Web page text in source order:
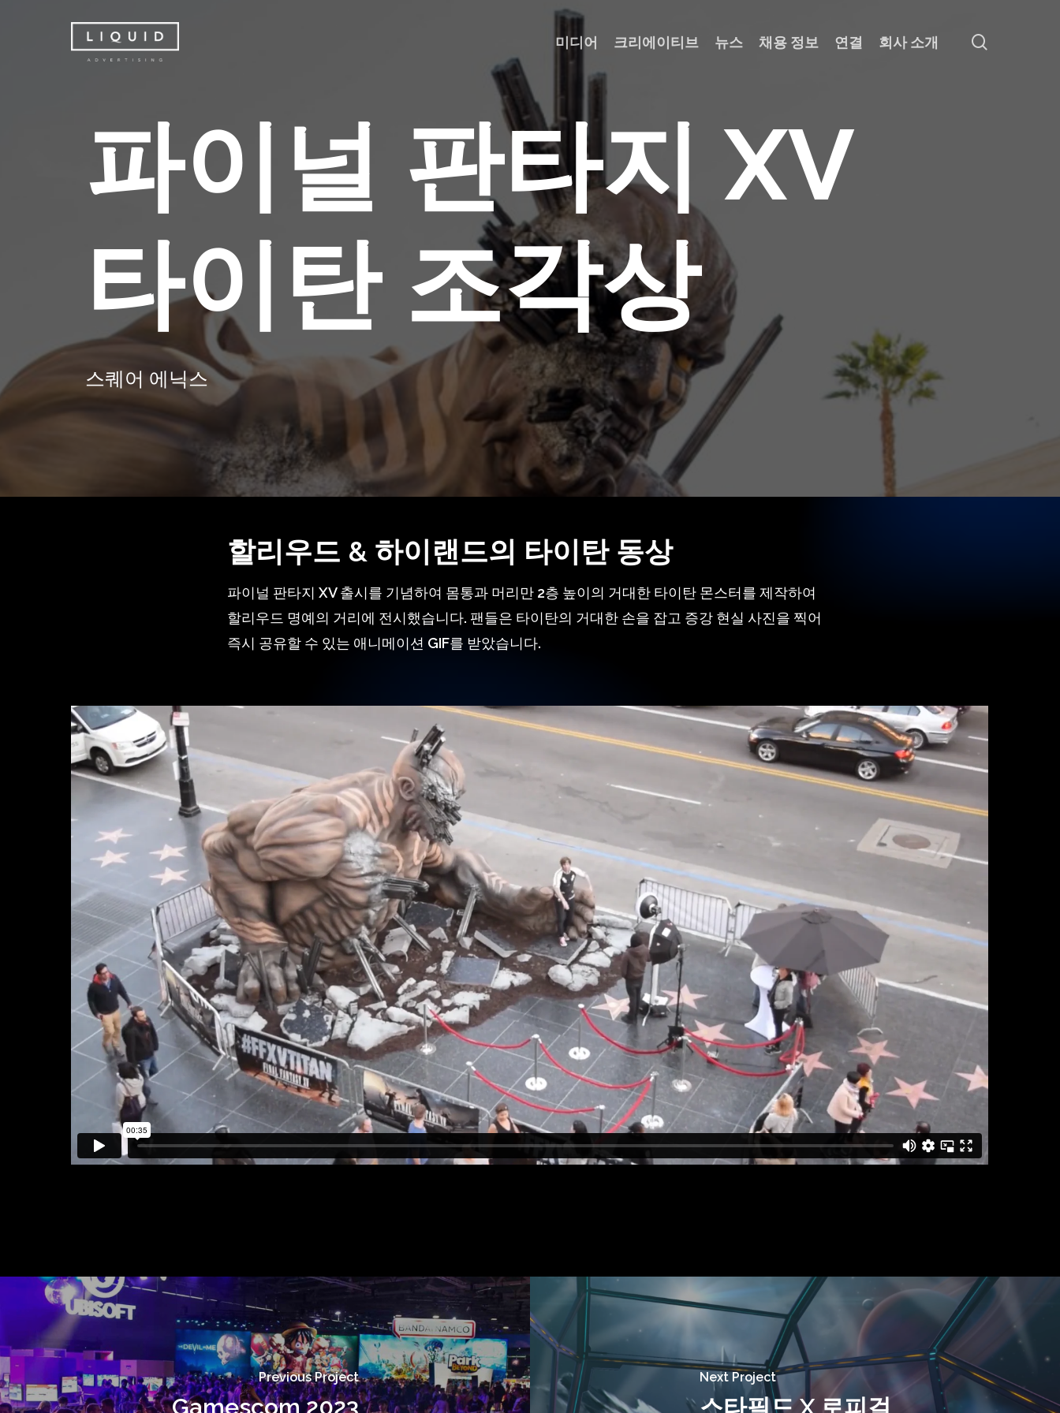
Hit enter to search or ESC to close
미디어 크리에이티브 뉴스 채용 정보 연결 회사 소개
파이널 판타지 XV
타이탄 조각상
스퀘어 에닉스
할리우드 & 하이랜드의 타이탄 동상
파이널 판타지 XV 출시를 기념하여 몸통과 머리만 2층 높이의 거대한 타이탄 몬스터를 제작하여
할리우드 명예의 거리에 전시했습니다. 팬들은 타이탄의 거대한 손을 잡고 증강 현실 사진을 찍어
즉시 공유할 수 있는 애니메이션 GIF를 받았습니다.
Previous Project
Gamescom 2023
Next Project
스타필드 X 로피걸